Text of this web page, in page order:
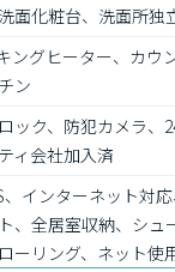
面化粧台、洗面所独
ングヒーター、カウ
ン
ック、防犯カメラ、
ィ会社加入済
、インターネット対
、全居室収納、シュ
ーリング、ネット使